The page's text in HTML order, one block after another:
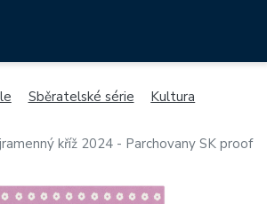
Sběratelské série
Kultura
kříž 2024 - Parchovany SK proof